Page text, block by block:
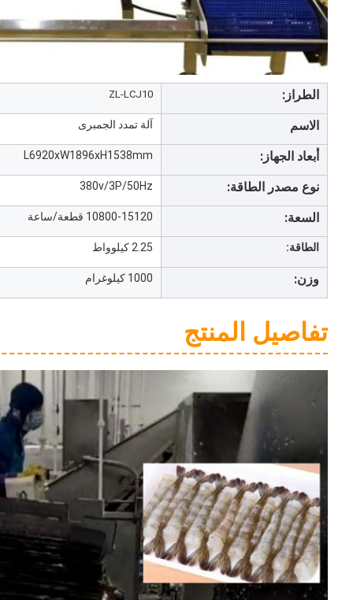
الطراز: ZL-LCJ10
الاسم آلة تمدد الجمبرى
أبعاد الجهاز: L6920xW1896xH1538mm
نوع مصدر الطاقة: 380v/3P/50Hz
السعة: 10800-15120 قطعة/ساعة
الطاقة: 2.25 كيلوواط
وزن: 1000 كيلوغرام
تفاصيل المنتج